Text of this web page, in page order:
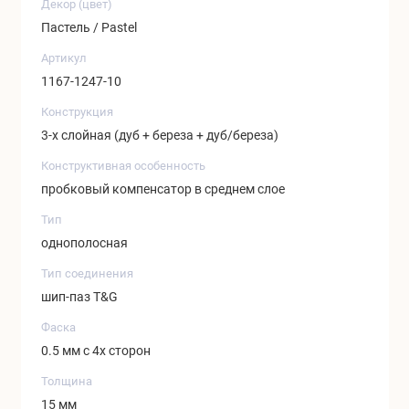
Декор (цвет)
Пастель / Pastel
Артикул
1167-1247-10
Конструкция
3-х слойная (дуб + береза + дуб/береза)
Конструктивная особенность
пробковый компенсатор в среднем слое
Тип
однополосная
Тип соединения
шип-паз T&G
Фаска
0.5 мм с 4х сторон
Толщина
15 мм